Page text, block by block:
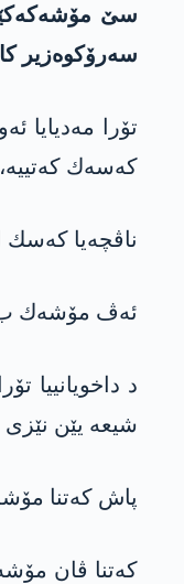
سێ
سه‌رۆكوه‌زیر
كه‌سه‌ك
ناڤچه‌یا كه‌سك
ئه‌ڤ مۆشه‌ك ب
د داخویانییا
شیعه‌ یێن
پاش كه‌تنا
كه‌تنا ڤان